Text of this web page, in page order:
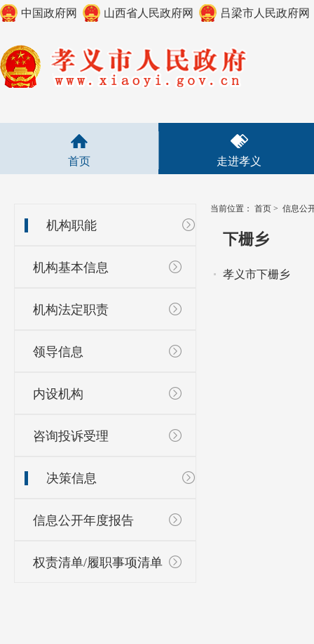
中国政府网 山西省人民政府网 吕梁市人民政府网
首页 走进孝义
机构职能
机构基本信息
机构法定职责
领导信息
内设机构
咨询投诉受理
决策信息
信息公开年度报告
权责清单/履职事项清单
当前位置： 首页 > 信息公
下栅乡
孝义市下栅乡